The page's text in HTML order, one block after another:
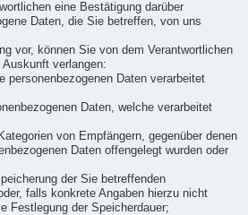
eine Bestätigung darüber
Daten, die Sie betreffen, von uns
vor, können Sie von dem Verantwortlichen
verlangen:
personenbezogenen Daten verarbeitet
Daten, welche verarbeitet
von Empfängern, gegenüber denen
Daten offengelegt wurden oder
der Sie betreffenden
falls konkrete Angaben hierzu nicht
Festlegung der Speicherdauer;